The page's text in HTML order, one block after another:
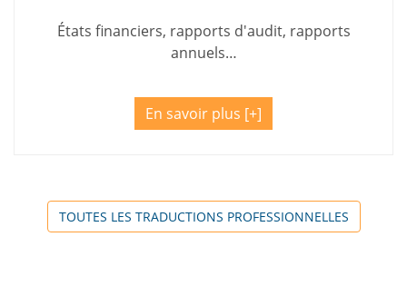
États financiers, rapports d'audit, rapports
annuels…
En savoir plus
TOUTES LES TRADUCTIONS PROFESSIONNELLES